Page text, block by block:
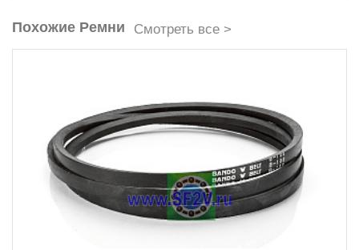
Похожие Ремни Смотреть все >